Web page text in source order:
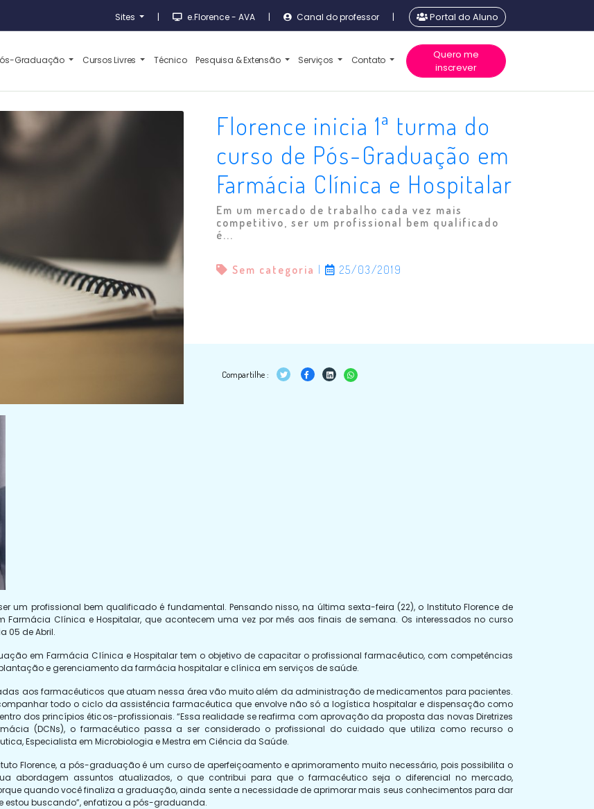
Sites | e.Florence - AVA | Canal do professor | Portal do Aluno
Graduação Cursos Livres Técnico Pesquisa & Extensão Serviços Contato
Quero me
inscrever
Florence inicia 1ª turma do
curso de Pós-Graduação em
Farmácia Clínica e Hospitalar
Em um mercado de trabalho cada vez mais
competitivo, ser um profissional bem qualificado
é...
Sem categoria 25/03/2019
Compartilhe :
um profissional bem qualificado é fundamental. Pensando nisso, na última sexta-feira (22), o Instituto Florence de
Clínica e Hospitalar, que acontecem uma vez por mês aos finais de semana. Os interessados no curso
05 de Abril.
em Farmácia Clínica e Hospitalar tem o objetivo de capacitar o profissional farmacêutico, com competências
e gerenciamento da farmácia hospitalar e clínica em serviços de saúde.
aos farmacêuticos que atuam nessa área vão muito além da administração de medicamentos para pacientes.
todo o ciclo da assistência farmacêutica que envolve não só a logística hospitalar e dispensação como
dos princípios éticos-profissionais. “Essa realidade se reafirma com aprovação da proposta das novas Diretrizes
(DCNs), o farmacêutico passa a ser considerado o profissional do cuidado que utiliza como recurso o
Especialista em Microbiologia e Mestra em Ciência da Saúde.
Florence, a pós-graduação é um curso de aperfeiçoamento e aprimoramento muito necessário, pois possibilita o
abordagem assuntos atualizados, o que contribui para que o farmacêutico seja o diferencial no mercado,
quando você finaliza a graduação, ainda sente a necessidade de aprimorar mais seus conhecimentos para dar
estou buscando”, enfatizou a pós-graduanda.